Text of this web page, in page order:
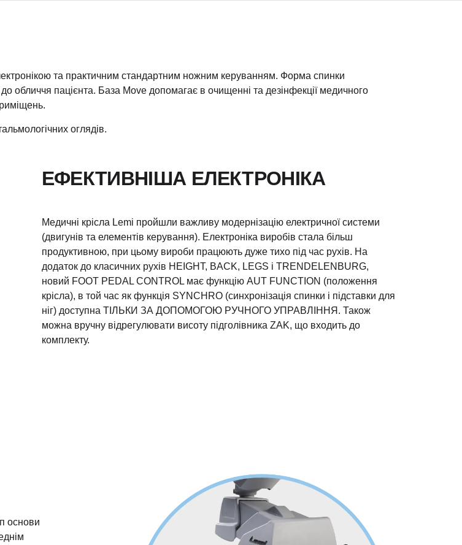
та практичним стандартним ножним керуванням. Форма спинки
обличчя пацієнта. База Мove допомагає в очищенні та дезінфекції медичного
оглядів.
ЕФЕКТИВНІША ЕЛЕКТРОНІКА
Медичні крісла Lemi пройшли важливу модернізацію електричної системи
(двигунів та елементів керування). Електроніка виробів стала більш
продуктивною, при цьому вироби працюють дуже тихо під час рухів. На
додаток до класичних рухів HEIGHT, BACK, LEGS і TRENDELENBURG,
новий FOOT PEDAL CONTROL має функцію AUT FUNCTION (положення
крісла), в той час як функція SYNCHRO (синхронізація спинки і підставки для
ніг) доступна ТІЛЬКИ ЗА ДОПОМОГОЮ РУЧНОГО УПРАВЛІННЯ. Також
можна вручну відрегулювати висоту підголівника ZAK, що входить до
комплекту.
основи